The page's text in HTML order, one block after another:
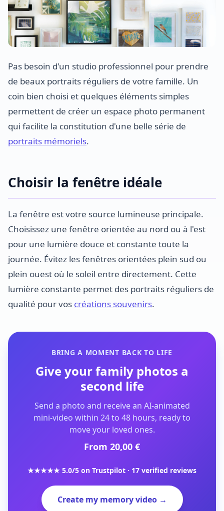
Pas besoin d'un studio professionnel pour prendre
de beaux portraits réguliers de votre famille. Un
coin bien choisi et quelques éléments simples
permettent de créer un espace photo permanent
qui facilite la constitution d'une belle série de
portraits mémoriels.
Choisir la fenêtre idéale
La fenêtre est votre source lumineuse principale.
Choisissez une fenêtre orientée au nord ou à l'est
pour une lumière douce et constante toute la
journée. Évitez les fenêtres orientées plein sud ou
plein ouest où le soleil entre directement. Cette
lumière constante permet des portraits réguliers de
qualité pour vos créations souvenirs.
BRING A MOMENT BACK TO LIFE
Give your family photos a
second life
Send a photo and receive an AI-animated
mini-video within 24 to 48 hours, ready to
move your loved ones.
From 20,00 €
★★★★★ 5.0/5 on Trustpilot · 17 verified reviews
Create my memory video →